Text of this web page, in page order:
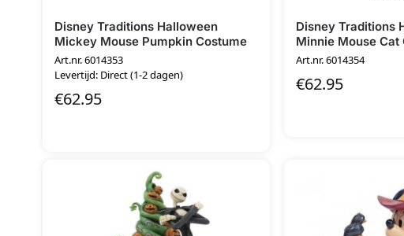
Disney Traditions Halloween
Mickey Mouse Pumpkin Costume
Art.nr. 6014353
Levertijd: Direct (1-2 dagen)
€62.95
Disney Traditions
Minnie Mouse Cat
Art.nr. 6014354
€62.95